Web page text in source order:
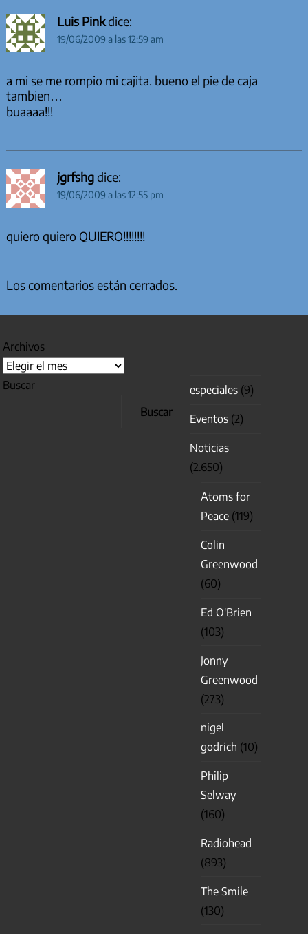
Luis Pinkdice:
19/06/2009 a las 12:59 am
a mi se me rompio mi cajita. bueno el pie de caja
tambien…
buaaaa!!!
jgrfshgdice:
19/06/2009 a las 12:55 pm
quiero quiero QUIERO!!!!!!!!
Los comentarios están cerrados.
Archivos
Buscar
Buscar
especiales (9)
Eventos (2)
Noticias
(2.650)
Atoms for
Peace (119)
Colin
Greenwood
(60)
Ed O'Brien
(103)
Jonny
Greenwood
(273)
nigel
godrich (10)
Philip
Selway
(160)
Radiohead
(893)
The Smile
(130)